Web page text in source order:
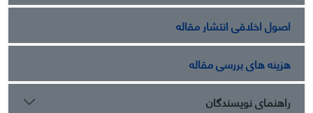
اصول اخلاقی انتشار مقاله
هزینه های بررسی مقاله
راهنمای نویسندگان